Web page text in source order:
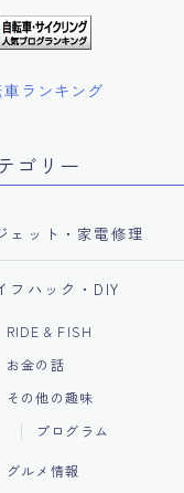
車ランキング
ゴリー
ェット・家電修理
フハック・DIY
RIDE & FISH
お金の話
その他の趣味
プログラム
グルメ情報